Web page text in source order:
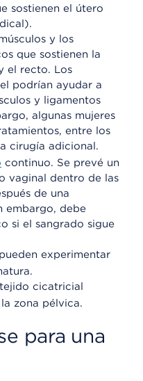
sostienen el útero
y los
que sostienen la
el recto. Los
podrían ayudar a
y ligamentos
algunas mujeres
entre los
cirugía adicional.
continuo. Se prevé un
vaginal dentro de las
de una
embargo, debe
si el sangrado sigue
experimentar
cicatricial
zona pélvica.
para una